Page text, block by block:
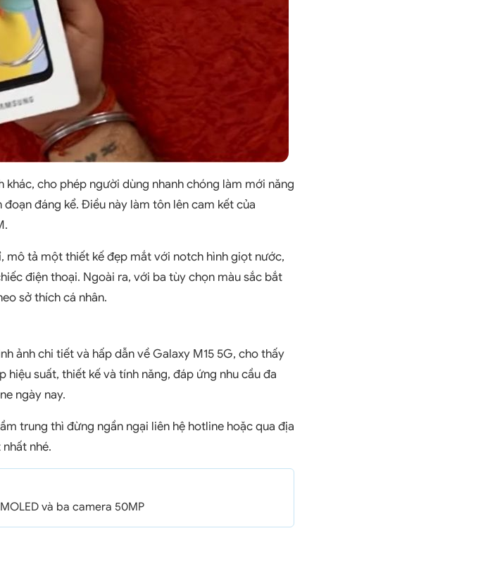
cho phép người dùng nhanh chóng làm mới năng
đáng kể. Điều này làm tôn lên cam kết của
mô tả một thiết kế đẹp mắt với notch hình giọt nước,
điện thoại. Ngoài ra, với ba tùy chọn màu sắc bắt
sở thích cá nhân.
ảnh chi tiết và hấp dẫn về Galaxy M15 5G, cho thấy
suất, thiết kế và tính năng, đáp ứng nhu cầu đa
ngày nay.
trung thì đừng ngần ngại liên hệ hotline hoặc qua địa
nhé.
và ba camera 50MP